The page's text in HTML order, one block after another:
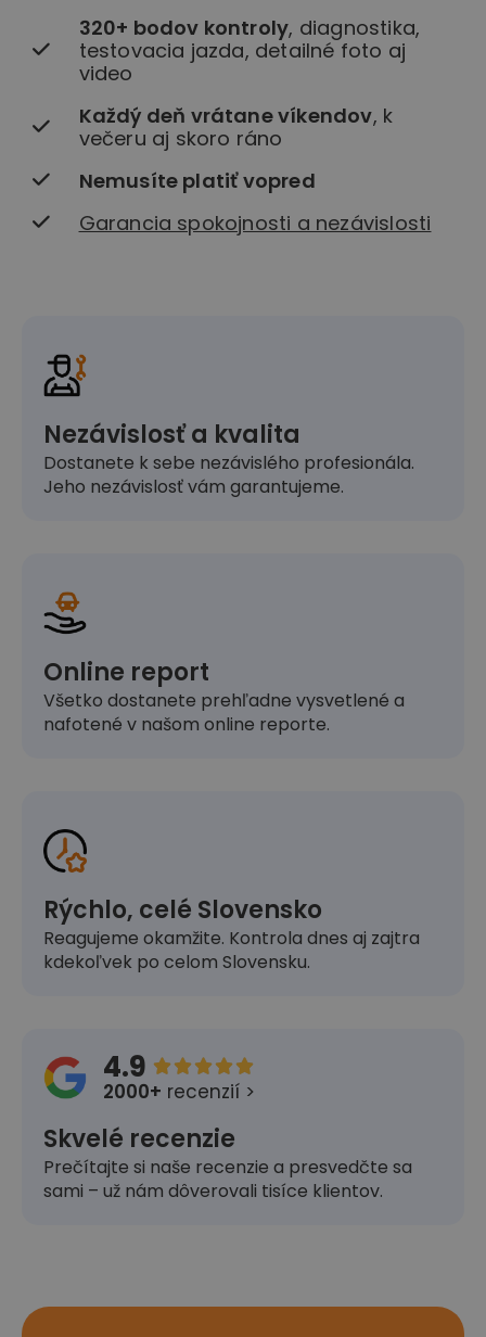
320+ bodov kontroly, diagnostika,
testovacia jazda, detailné foto aj
video
Každý deň vrátane víkendov, k
večeru aj skoro ráno
Nemusíte platiť vopred
Garancia spokojnosti a nezávislosti
Nezávislosť a kvalita
Dostanete k sebe nezávislého profesionála.
Jeho nezávislosť vám garantujeme.
Online report
Všetko dostanete prehľadne vysvetlené a
nafotené v našom online reporte.
Rýchlo, celé Slovensko
Reagujeme okamžite. Kontrola dnes aj zajtra
kdekoľvek po celom Slovensku.
4.9 
2000+ recenzií >
Skvelé recenzie
Prečítajte si naše recenzie a presvedčte sa
sami – už nám dôverovali tisíce klientov.